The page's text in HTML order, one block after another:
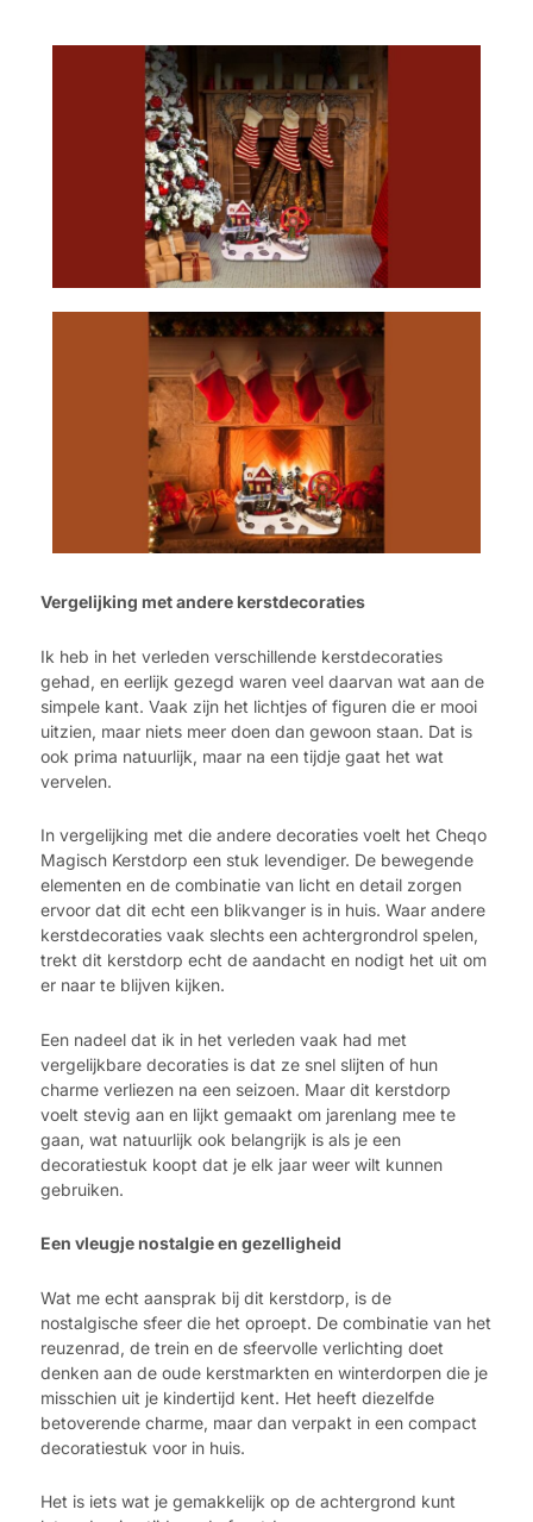
Vergelijking met andere kerstdecoraties
Ik heb in het verleden verschillende kerstdecoraties
gehad, en eerlijk gezegd waren veel daarvan wat aan de
simpele kant. Vaak zijn het lichtjes of figuren die er mooi
uitzien, maar niets meer doen dan gewoon staan. Dat is
ook prima natuurlijk, maar na een tijdje gaat het wat
vervelen.
In vergelijking met die andere decoraties voelt het Cheqo
Magisch Kerstdorp een stuk levendiger. De bewegende
elementen en de combinatie van licht en detail zorgen
ervoor dat dit echt een blikvanger is in huis. Waar andere
kerstdecoraties vaak slechts een achtergrondrol spelen,
trekt dit kerstdorp echt de aandacht en nodigt het uit om
er naar te blijven kijken.
Een nadeel dat ik in het verleden vaak had met
vergelijkbare decoraties is dat ze snel slijten of hun
charme verliezen na een seizoen. Maar dit kerstdorp
voelt stevig aan en lijkt gemaakt om jarenlang mee te
gaan, wat natuurlijk ook belangrijk is als je een
decoratiestuk koopt dat je elk jaar weer wilt kunnen
gebruiken.
Een vleugje nostalgie en gezelligheid
Wat me echt aansprak bij dit kerstdorp, is de
nostalgische sfeer die het oproept. De combinatie van het
reuzenrad, de trein en de sfeervolle verlichting doet
denken aan de oude kerstmarkten en winterdorpen die je
misschien uit je kindertijd kent. Het heeft diezelfde
betoverende charme, maar dan verpakt in een compact
decoratiestuk voor in huis.
Het is iets wat je gemakkelijk op de achtergrond kunt